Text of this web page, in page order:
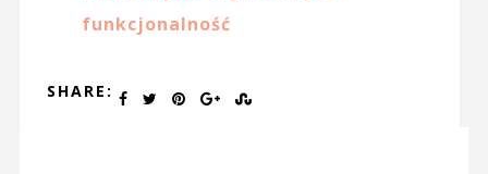
funkcjonalność
SHARE: